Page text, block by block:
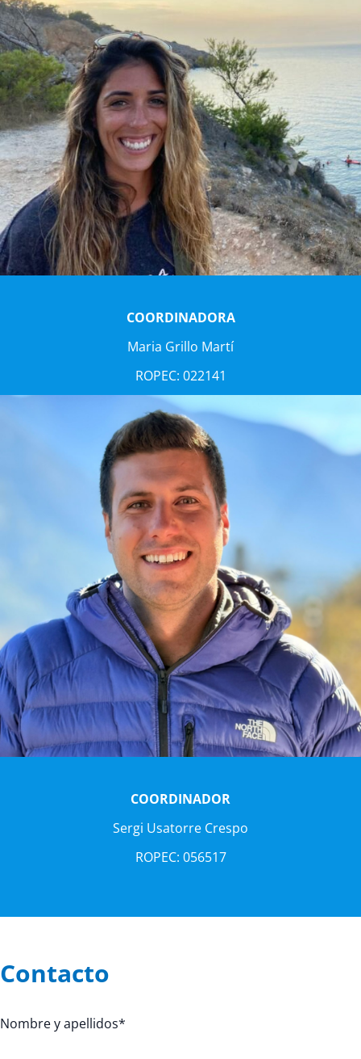
COORDINADORA
Maria Grillo Martí
ROPEC: 022141
COORDINADOR
Sergi Usatorre Crespo
ROPEC: 056517
Contacto
Nombre y apellidos*